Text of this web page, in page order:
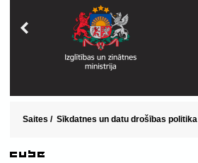
Saites / Sīkdatnes un datu drošības politika